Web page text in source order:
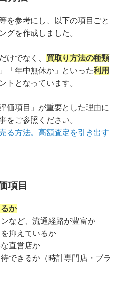
を参考にし、以下の項目ごと
グを作成しました。
だけでなく、 買取り方法の種類
「年中無休か」といった利用
トとなっています。
価項目」が重要とした理由に
をご参照ください。
る方法。高額査定を引き出す
項目
か
など、流通経路が豊富か
抑えているか
直営店か
できるか（時計専門店・ブラ